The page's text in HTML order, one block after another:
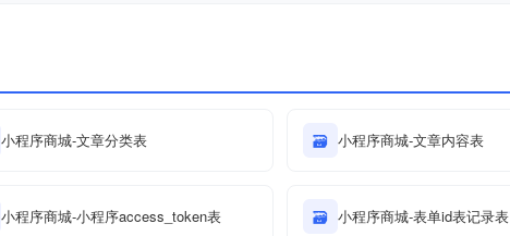
小程序商城-文章分类表 🗃 小程序商城-文章内容表
小程序商城-小程序access_token表 🗃 小程序商城-表单id表记录表